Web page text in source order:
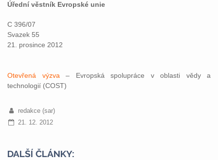
Úřední věstník Evropské unie
C 396/07
Svazek 55
21. prosince 2012
Otevřená výzva – Evropská spolupráce v oblasti vědy a
technologií (COST)
redakce (sar)
21. 12. 2012
DALŠÍ ČLÁNKY: